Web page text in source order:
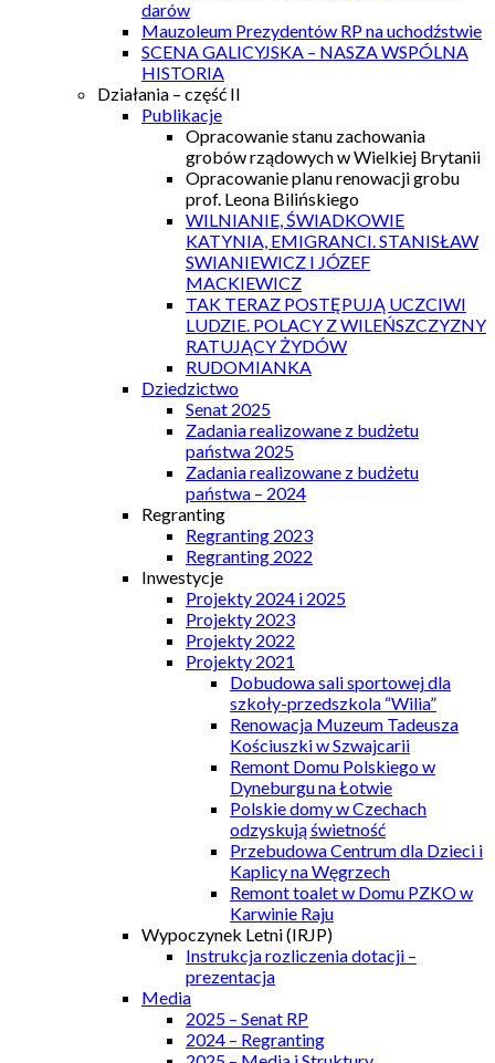
darów
Mauzoleum Prezydentów RP na uchodźstwie
SCENA GALICYJSKA – NASZA WSPÓLNA
HISTORIA
Działania – część II
Publikacje
Opracowanie stanu zachowania
grobów rządowych w Wielkiej Brytanii
Opracowanie planu renowacji grobu
prof. Leona Bilińskiego
WILNIANIE, ŚWIADKOWIE
KATYNIA, EMIGRANCI. STANISŁAW
SWIANIEWICZ I JÓZEF
MACKIEWICZ
TAK TERAZ POSTĘPUJĄ UCZCIWI
LUDZIE. POLACY Z WILEŃSZCZYZNY
RATUJĄCY ŻYDÓW
RUDOMIANKA
Dziedzictwo
Senat 2025
Zadania realizowane z budżetu
państwa 2025
Zadania realizowane z budżetu
państwa – 2024
Regranting
Regranting 2023
Regranting 2022
Inwestycje
Projekty 2024 i 2025
Projekty 2023
Projekty 2022
Projekty 2021
Dobudowa sali sportowej dla
szkoły-przedszkola “Wilia”
Renowacja Muzeum Tadeusza
Kościuszki w Szwajcarii
Remont Domu Polskiego w
Dyneburgu na Łotwie
Polskie domy w Czechach
odzyskują świetność
Przebudowa Centrum dla Dzieci i
Kaplicy na Węgrzech
Remont toalet w Domu PZKO w
Karwinie Raju
Wypoczynek Letni (IRJP)
Instrukcja rozliczenia dotacji –
prezentacja
Media
2025 – Senat RP
2024 – Regranting